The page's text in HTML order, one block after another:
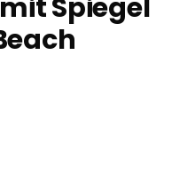
Spiegel